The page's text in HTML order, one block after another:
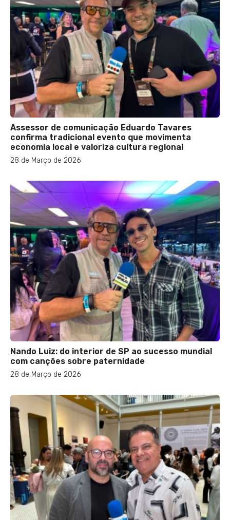
Assessor de comunicação Eduardo Tavares
confirma tradicional evento que movimenta
economia local e valoriza cultura regional
28 de Março de 2026
Nando Luiz: do interior de SP ao sucesso mundial
com canções sobre paternidade
28 de Março de 2026